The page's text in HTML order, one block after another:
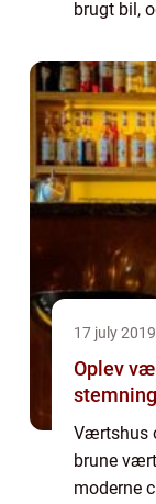
brugt bil,
17 july 2019
Oplev
Værtshus
brune
moderne